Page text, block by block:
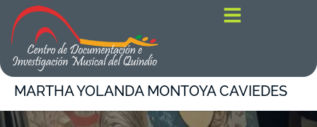
contenido
MARTHA YOLANDA MONTOYA CAVIEDES